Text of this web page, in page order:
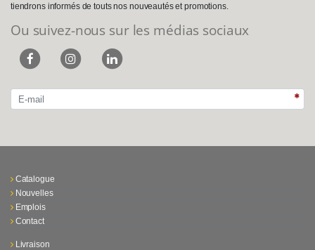
tiendrons informés de touts nos nouveautés et promotions.
Ou suivez-nous sur les médias sociaux
Catalogue
Nouvelles
Emplois
Contact
Livraison